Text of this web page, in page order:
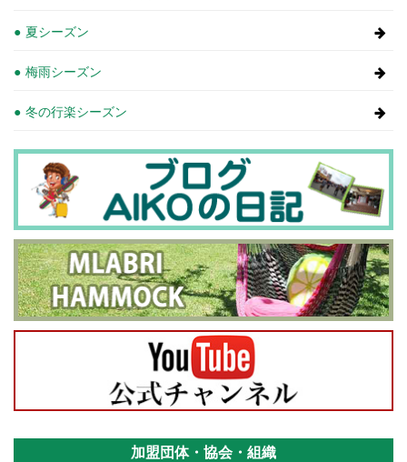
夏シーズン
梅雨シーズン
冬の行楽シーズン
加盟団体・協会・組織